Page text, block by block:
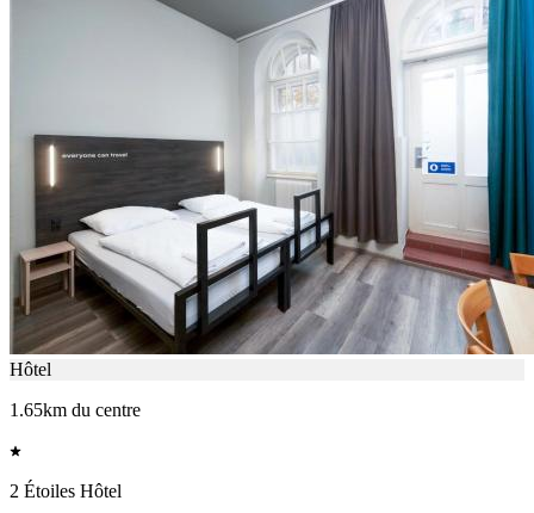
Hôtel
1.65km du centre
2 Étoiles Hôtel